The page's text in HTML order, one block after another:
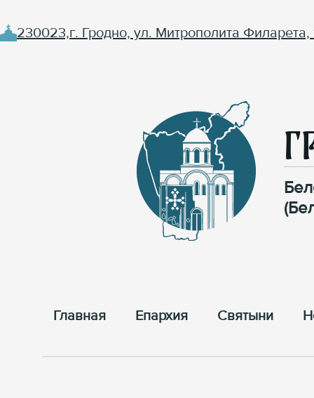
230023,г. Гродно, ул. Митрополита Филарета,
Главная Епархия Cвятыни